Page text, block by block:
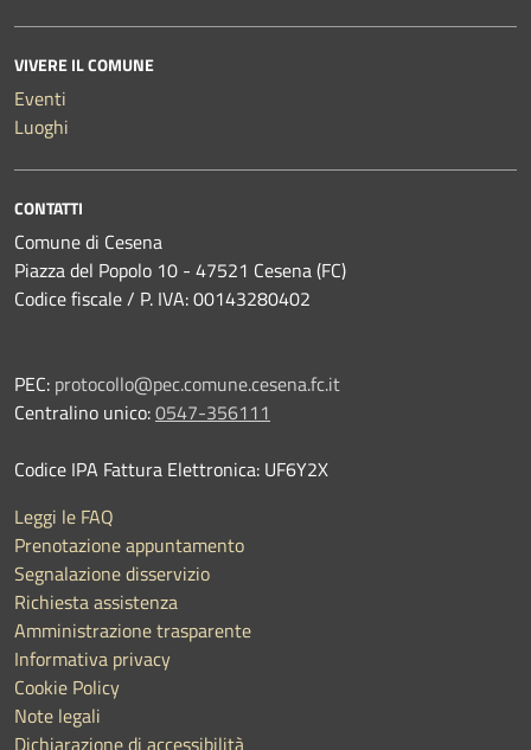
VIVERE IL COMUNE
Eventi
Luoghi
CONTATTI
Comune di Cesena
Piazza del Popolo 10 - 47521 Cesena (FC)
Codice fiscale / P. IVA: 00143280402
PEC: protocollo@pec.comune.cesena.fc.it
Centralino unico:0547-356111
Codice IPA Fattura Elettronica: UF6Y2X
Leggi le FAQ
Prenotazione appuntamento
Segnalazione disservizio
Richiesta assistenza
Amministrazione trasparente
Informativa privacy
Cookie Policy
Note legali